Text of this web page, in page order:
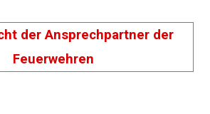
der Ansprechpartner der
Feuerwehren